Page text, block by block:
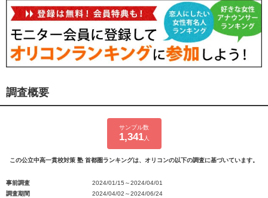
調査概要
サンプル数
1,341人
この公立中高一貫校対策 塾 首都圏ランキングは、オリコンの以下の調査に基づいています。
事前調査
2024/01/15～2024/04/01
調査期間
2024/04/02～2024/06/24